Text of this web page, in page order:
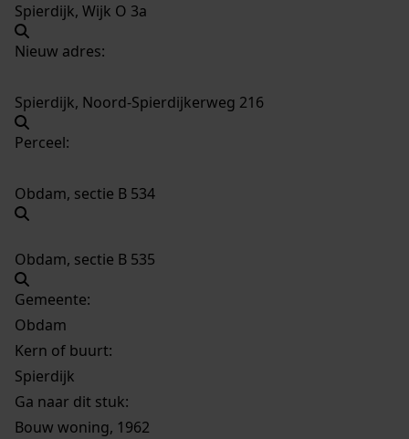
Spierdijk, Wijk O 3a
Nieuw adres:
Spierdijk, Noord-Spierdijkerweg 216
Perceel:
Obdam, sectie B 534
Obdam, sectie B 535
Gemeente:
Obdam
Kern of buurt:
Spierdijk
Ga naar dit stuk:
Bouw woning, 1962